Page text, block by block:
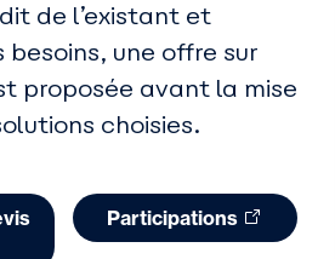
de l’existant et
besoins, une offre sur
proposée avant la mise
choisies.
Participations